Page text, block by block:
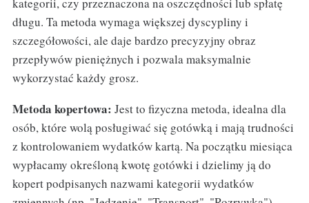
kategorii, czy przeznaczona na oszczędności lub spłatę
długu. Ta metoda wymaga większej dyscypliny i
szczegółowości, ale daje bardzo precyzyjny obraz
przepływów pieniężnych i pozwala maksymalnie
wykorzystać każdy grosz.
Metoda kopertowa: Jest to fizyczna metoda, idealna dla
osób, które wolą posługiwać się gotówką i mają trudności
z kontrolowaniem wydatków kartą. Na początku miesiąca
wypłacamy określoną kwotę gotówki i dzielimy ją do
kopert podpisanych nazwami kategorii wydatków